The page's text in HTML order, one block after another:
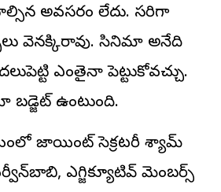
అవసరం లేదు. సరిగా
వెనక్కిరావు. సినిమా అనేది
ఎంతైనా పెట్టుకోవచ్చు.
బడ్జెట్‌ ఉంటుంది.
జాయింట్‌ సెక్రటరీ శ్యామ్‌
ఎగ్జిక్యూటివ్‌ మెంబర్స్‌